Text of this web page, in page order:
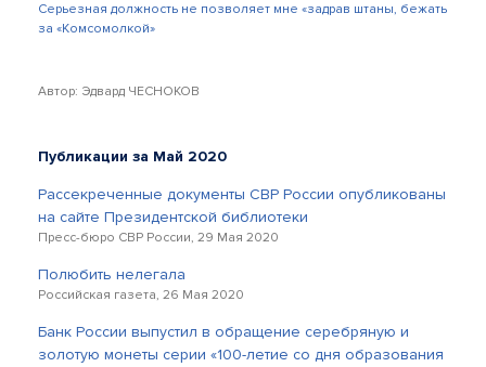
Серьезная должность не позволяет мне «задрав штаны, бежать
за «Комсомолкой»
Автор: Эдвард ЧЕСНОКОВ
Публикации за Май 2020
Рассекреченные документы СВР России опубликованы
на сайте Президентской библиотеки
Пресс-бюро СВР России, 29 Мая 2020
Полюбить нелегала
Российская газета, 26 Мая 2020
Банк России выпустил в обращение серебряную и
золотую монеты серии «100-летие со дня образования